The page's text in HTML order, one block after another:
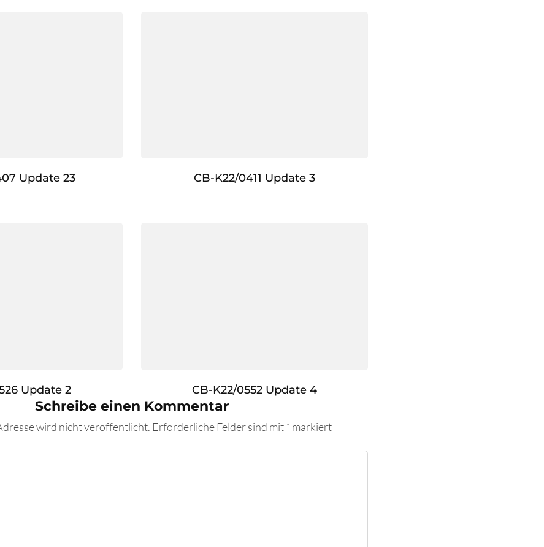
Update 23 CB-K22/0411 Update 3
Update 2 CB-K22/0552 Update 4
Schreibe einen Kommentar
wird nicht veröffentlicht. Erforderliche Felder sind mit* markiert